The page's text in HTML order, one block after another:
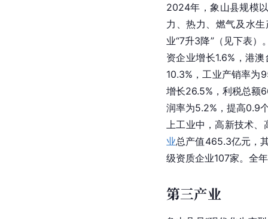
2024年，象山县规模
力、热力、燃气及水
业“7升3降”（见下表）
资企业增长1.6%，港
10.3%，工业产销率为
增长26.5%，利税总额
润率为5.2%，提高0.9
上工业中，高新技术
业总产值465.3亿元，
级资质企业107家。全
第三产业